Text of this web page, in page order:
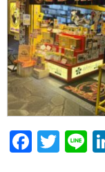
F
T
Li